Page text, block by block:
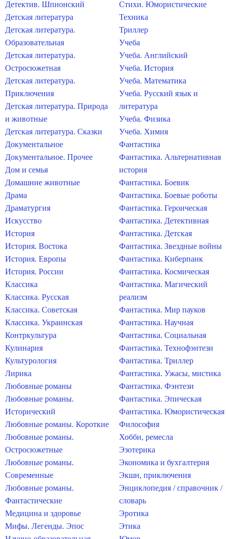
Детектив. Шпионский
Детская литература
Детская литература.
Образовательная
Детская литература.
Остросюжетная
Детская литература.
Приключения
Детская литература. Природа
и животные
Детская литература. Сказки
Документальное
Документальное. Прочее
Дом и семья
Домашние животные
Драма
Драматургия
Искусство
История
История. Востока
История. Европы
История. России
Классика
Классика. Русская
Классика. Советская
Классика. Украинская
Контркультура
Кулинария
Культурология
Лирика
Любовные романы
Любовные романы.
Исторический
Любовные романы. Короткие
Любовные романы.
Остросюжетные
Любовные романы.
Современные
Любовные романы.
Фантастические
Медицина и здоровье
Мифы. Легенды. Эпос
Стихи. Юмористические
Техника
Триллер
Учеба
Учеба. Английский
Учеба. История
Учеба. Математика
Учеба. Русский язык и
литература
Учеба. Физика
Учеба. Химия
Фантастика
Фантастика. Альтернативная
история
Фантастика. Боевик
Фантастика. Боевые роботы
Фантастика. Героическая
Фантастика. Детективная
Фантастика. Детская
Фантастика. Звездные войны
Фантастика. Киберпанк
Фантастика. Космическая
Фантастика. Магический
реализм
Фантастика. Мир пауков
Фантастика. Научная
Фантастика. Социальная
Фантастика. Технофэнтези
Фантастика. Триллер
Фантастика. Ужасы, мистика
Фантастика. Фэнтези
Фантастика. Эпическая
Фантастика. Юмористическая
Философия
Хобби, ремесла
Эзотерика
Экономика и бухгалтерия
Экшн, приключения
Энциклопедия / справочник /
словарь
Эротика
Этика